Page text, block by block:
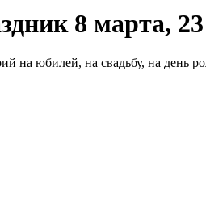
8 марта,
на юбилей, на свадьбу, на день